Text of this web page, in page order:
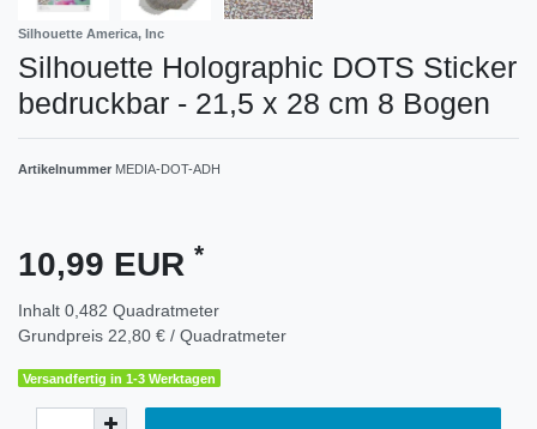
Silhouette America, Inc
Silhouette Holographic DOTS Sticker
bedruckbar - 21,5 x 28 cm 8 Bogen
Artikelnummer MEDIA-DOT-ADH
10,99 EUR *
Inhalt 0,482 Quadratmeter
Grundpreis 22,80 € / Quadratmeter
Versandfertig in 1-3 Werktagen